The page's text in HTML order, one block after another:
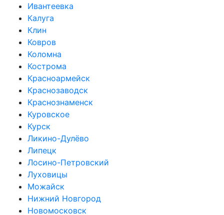
Ивантеевка
Калуга
Клин
Ковров
Коломна
Кострома
Красноармейск
Краснозаводск
Краснознаменск
Куровское
Курск
Ликино-Дулёво
Липецк
Лосино-Петровский
Луховицы
Можайск
Нижний Новгород
Новомосковск